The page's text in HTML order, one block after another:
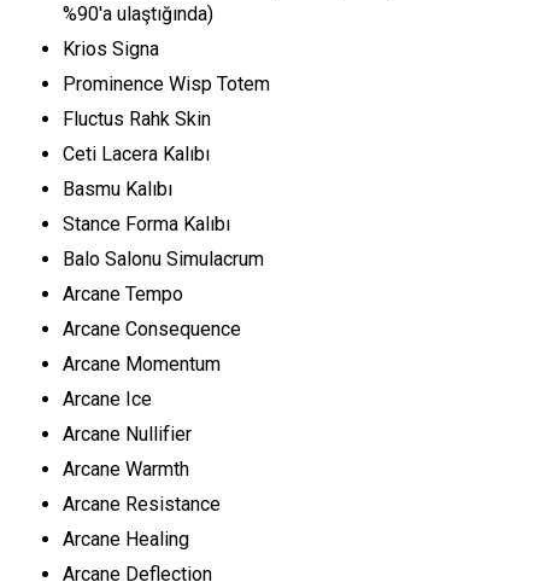
%90'a ulaştığında)
Krios Signa
Prominence Wisp Totem
Fluctus Rahk Skin
Ceti Lacera Kalıbı
Basmu Kalıbı
Stance Forma Kalıbı
Balo Salonu Simulacrum
Arcane Tempo
Arcane Consequence
Arcane Momentum
Arcane Ice
Arcane Nullifier
Arcane Warmth
Arcane Resistance
Arcane Healing
Arcane Deflection